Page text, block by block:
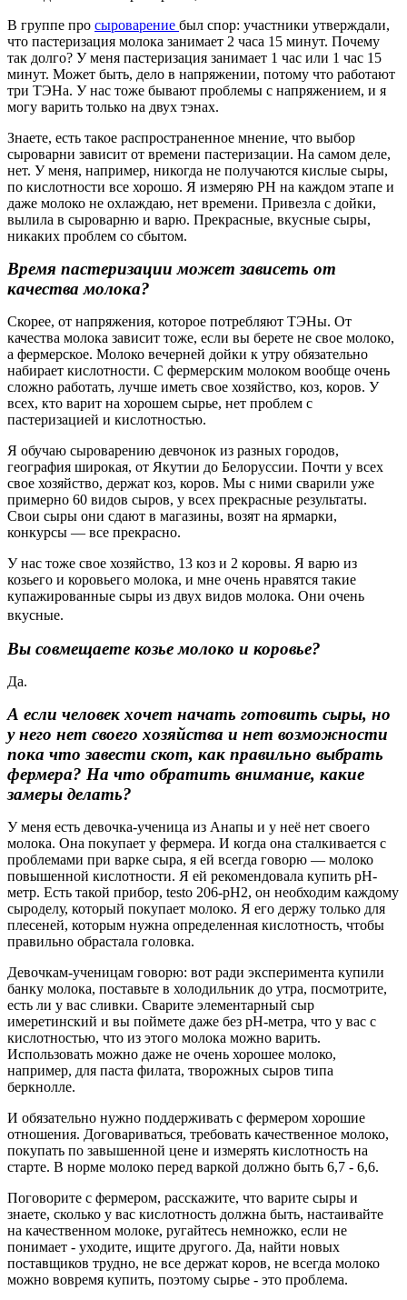
В группе про сыроварение был спор: участники утверждали,
что пастеризация молока занимает 2 часа 15 минут. Почему
так долго? У меня пастеризация занимает 1 час или 1 час 15
минут. Может быть, дело в напряжении, потому что работают
три ТЭНа. У нас тоже бывают проблемы с напряжением, и я
могу варить только на двух тэнах.
Знаете, есть такое распространенное мнение, что выбор
сыроварни зависит от времени пастеризации. На самом деле,
нет. У меня, например, никогда не получаются кислые сыры,
по кислотности все хорошо. Я измеряю РН на каждом этапе и
даже молоко не охлаждаю, нет времени. Привезла с дойки,
вылила в сыроварню и варю. Прекрасные, вкусные сыры,
никаких проблем со сбытом.
Время пастеризации может зависеть от
качества молока?
Скорее, от напряжения, которое потребляют ТЭНы. От
качества молока зависит тоже, если вы берете не свое молоко,
а фермерское. Молоко вечерней дойки к утру обязательно
набирает кислотности. С фермерским молоком вообще очень
сложно работать, лучше иметь свое хозяйство, коз, коров. У
всех, кто варит на хорошем сырье, нет проблем с
пастеризацией и кислотностью.
Я обучаю сыроварению девчонок из разных городов,
география широкая, от Якутии до Белоруссии. Почти у всех
свое хозяйство, держат коз, коров. Мы с ними сварили уже
примерно 60 видов сыров, у всех прекрасные результаты.
Свои сыры они сдают в магазины, возят на ярмарки,
конкурсы — все прекрасно.
У нас тоже свое хозяйство, 13 коз и 2 коровы. Я варю из
козьего и коровьего молока, и мне очень нравятся такие
купажированные сыры из двух видов молока. Они очень
вкусные.
Вы совмещаете козье молоко и коровье?
Да.
А если человек хочет начать готовить сыры, но
у него нет своего хозяйства и нет возможности
пока что завести скот, как правильно выбрать
фермера? На что обратить внимание, какие
замеры делать?
У меня есть девочка-ученица из Анапы и у неё нет своего
молока. Она покупает у фермера. И когда она сталкивается с
проблемами при варке сыра, я ей всегда говорю — молоко
повышенной кислотности. Я ей рекомендовала купить pH-
метр. Есть такой прибор, testo 206-pH2, он необходим каждому
сыроделу, который покупает молоко. Я его держу только для
плесеней, которым нужна определенная кислотность, чтобы
правильно обрастала головка.
Девочкам-ученицам говорю: вот ради эксперимента купили
банку молока, поставьте в холодильник до утра, посмотрите,
есть ли у вас сливки. Сварите элементарный сыр
имеретинский и вы поймете даже без pH-метра, что у вас с
кислотностью, что из этого молока можно варить.
Использовать можно даже не очень хорошее молоко,
например, для паста филата, творожных сыров типа
беркнолле.
И обязательно нужно поддерживать с фермером хорошие
отношения. Договариваться, требовать качественное молоко,
покупать по завышенной цене и измерять кислотность на
старте. В норме молоко перед варкой должно быть 6,7 - 6,6.
Поговорите с фермером, расскажите, что варите сыры и
знаете, сколько у вас кислотность должна быть, настаивайте
на качественном молоке, ругайтесь немножко, если не
понимает - уходите, ищите другого. Да, найти новых
поставщиков трудно, не все держат коров, не всегда молоко
можно вовремя купить, поэтому сырье - это проблема.